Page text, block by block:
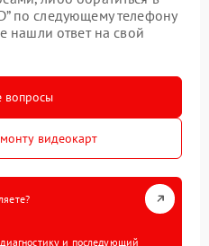
по следующему телефону
нашли ответ на свой
видеокарт
и последующий